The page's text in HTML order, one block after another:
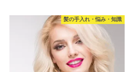
髪の手入れ・悩み・知識